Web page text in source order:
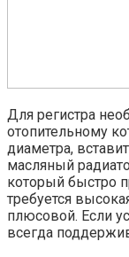
Для регистра
отопительному
диаметра,
масляный
который быстро
требуется
плюсовой. Если
всегда